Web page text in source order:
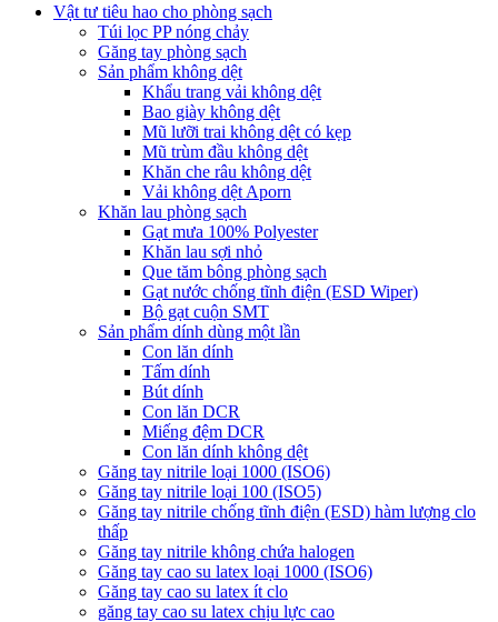
Vật tư tiêu hao cho phòng sạch
Túi lọc PP nóng chảy
Găng tay phòng sạch
Sản phẩm không dệt
Khẩu trang vải không dệt
Bao giày không dệt
Mũ lưỡi trai không dệt có kẹp
Mũ trùm đầu không dệt
Khăn che râu không dệt
Vải không dệt Aporn
Khăn lau phòng sạch
Gạt mưa 100% Polyester
Khăn lau sợi nhỏ
Que tăm bông phòng sạch
Gạt nước chống tĩnh điện (ESD Wiper)
Bộ gạt cuộn SMT
Sản phẩm dính dùng một lần
Con lăn dính
Tấm dính
Bút dính
Con lăn DCR
Miếng đệm DCR
Con lăn dính không dệt
Găng tay nitrile loại 1000 (ISO6)
Găng tay nitrile loại 100 (ISO5)
Găng tay nitrile chống tĩnh điện (ESD) hàm lượng clo
thấp
Găng tay nitrile không chứa halogen
Găng tay cao su latex loại 1000 (ISO6)
Găng tay cao su latex ít clo
găng tay cao su latex chịu lực cao